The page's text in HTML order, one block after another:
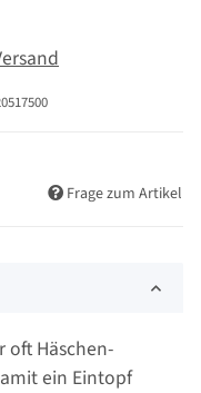
Frage zum Artikel
oft Häschen-
ein Eintopf